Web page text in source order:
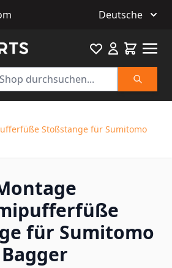
Deutsche
Suche
Favourite
Stoßstange für Sumitomo
für Sumitomo
Bagger